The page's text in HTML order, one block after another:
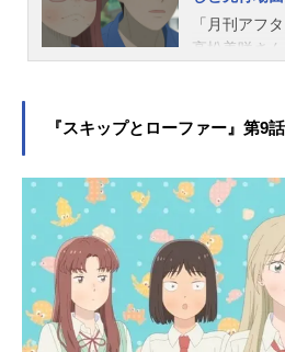
23:00～関西
毎週日曜日
（日）23:00
「月刊アフ
高松美咲さ
かにて放送
た。 第8話
ろ」あらす
に出かける
いと思いつ
カ。みつみ
も、素直に
してしまう
『スキップとローファー』第9